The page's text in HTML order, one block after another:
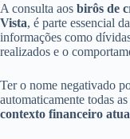
A consulta aos birôs de
Vista, é parte essencial
informações como
realizados e o
Ter o nome negativado
automaticamente todas
contexto financeiro